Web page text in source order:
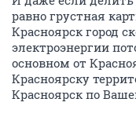
равно грустная
Красноярск город
электроэнергии
основном от
Красноярску
Красноярск по